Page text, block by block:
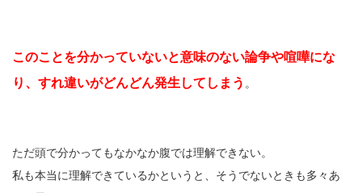
このことを分かっていないと意味のない論争や喧嘩にな
り、すれ違いがどんどん発生してしまう 。
ただ頭で分かってもなかなか腹では理解できない。
私も本当に理解できているかというと、そうでないときも多々あ